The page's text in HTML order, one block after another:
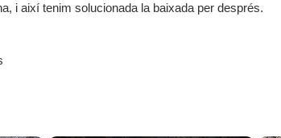
i així tenim solucionada la baixada per després.